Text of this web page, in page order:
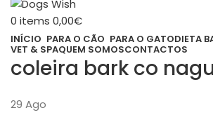
0 items 0,00€
INÍCIO PARA O CÃO PARA O GATODIETA
VET & SPAQUEM SOMOSCONTACTOS
coleira bark co
29 Ago